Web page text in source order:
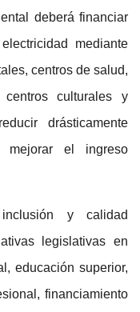
deberá financiar
mediante
centros de salud,
culturales y
drásticamente
mejorar el ingreso
y calidad
legislativas en
educación superior,
financiamiento